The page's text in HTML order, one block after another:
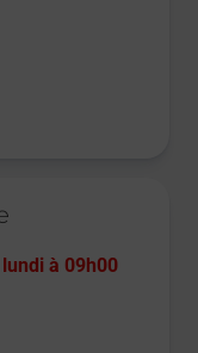
lundi à 09h00